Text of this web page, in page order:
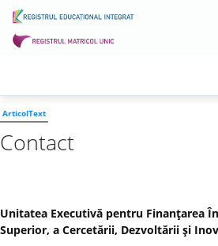
ArticolText
Contact
Unitatea Executivă pentru Finanţarea
Superior, a Cercetării, Dezvoltării şi